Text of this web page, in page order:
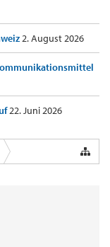
2. August 2026
22. Juni 2026